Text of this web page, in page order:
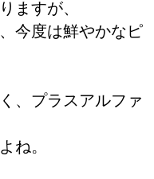
ますが、
今度は鮮やかなピ
、プラスアルファ
ね。